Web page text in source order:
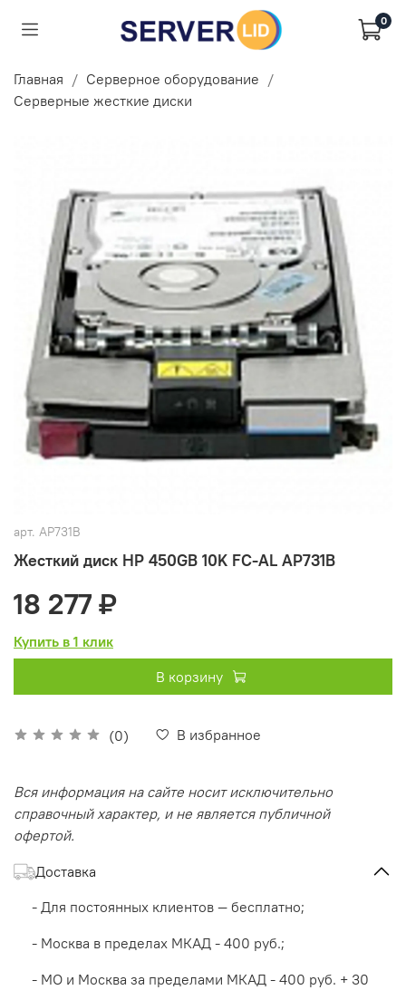
0
Главная
Серверное оборудование
Серверные жесткие диски
арт. AP731B
Жесткий диск HP 450GB 10K FC-AL AP731B
(0) В избранное
18 277 ₽
Купить в 1 клик
В корзину
Вся информация на сайте носит исключительно
справочный характер, и не является публичной
офертой.
Доставка
- Для постоянных клиентов — бесплатно;
- Москва в пределах МКАД - 400 руб.;
- МО и Москва за пределами МКАД - 400 руб. + 30